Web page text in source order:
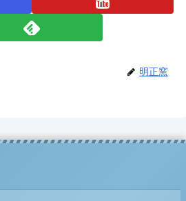
明正窯